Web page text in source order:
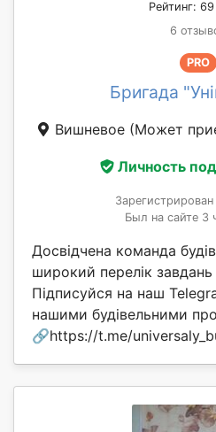
Рейтинг:
6
PRO
Бригада
Вишневое (Может
Личность
Был на сайте 3
Досвідчена команда
широкий перелік завдань
Підписуйся на наш
нашими будівельними
🔗https://t.me/